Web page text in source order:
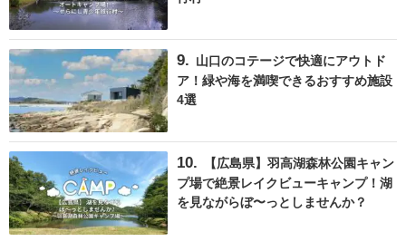
山口のコテージで快適にアウトド
ア！緑や海を満喫できるおすすめ施設
4選
【広島県】羽高湖森林公園キャン
プ場で絶景レイクビューキャンプ！湖
を見ながらぼ〜っとしませんか？